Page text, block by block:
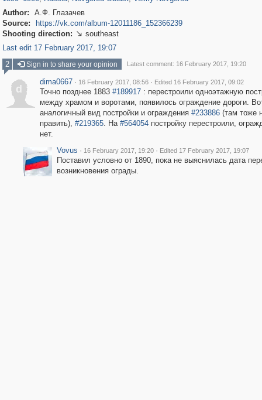
Author:
А.Ф. Глазачев
Source:
https://vk.com/album-12011186_152366239
Shooting direction:  southeast
Last edit 17 February 2017, 19:07
2
Sign in to share your opinion Latest comment: 16 February 2017, 19:20
d
dima0667 · 16 February 2017, 08:56 · Edited 16 February 2017, 09:02
Точно позднее 1883 #189917: перестроили одноэтажную
между храмом и воротами, появилось ограждение дороги.
аналогичный вид постройки и ограждения #233886(там тоже
править), #219365. На #564054постройку перестроили,
нет.
Vovus · 16 February 2017, 19:20 · Edited 17 February 2017, 19:07
Поставил условно от 1890, пока не выяснилась дата
возникновения ограды.